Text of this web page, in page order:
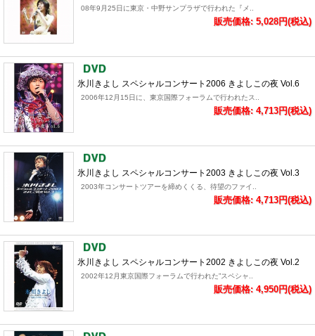
08年9月25日に東京・中野サンプラザで行われた『メ..
販売価格: 5,028円(税込)
氷川きよし スペシャルコンサート2006 きよしこの夜 Vol.6
2006年12月15日に、東京国際フォーラムで行われたス..
販売価格: 4,713円(税込)
氷川きよし スペシャルコンサート2003 きよしこの夜 Vol.3
2003年コンサートツアーを締めくくる、待望のファイ..
販売価格: 4,713円(税込)
氷川きよし スペシャルコンサート2002 きよしこの夜 Vol.2
2002年12月東京国際フォーラムで行われた”スペシャ..
販売価格: 4,950円(税込)